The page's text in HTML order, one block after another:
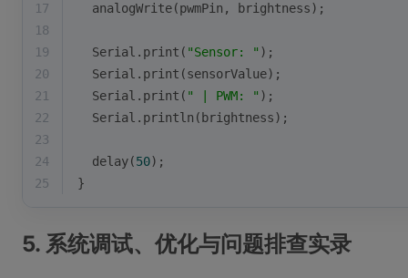
17
analogWrite(pwmPin, brightness);
18
19
  Serial.
print ( "Sensor: " );
20
  Serial.
print (sensorValue);
21
  Serial.
print ( " | PWM: " );
22
  Serial.
println (brightness);
23
24
delay(50);
25
}
5. 系统调试、优化与问题排查实录